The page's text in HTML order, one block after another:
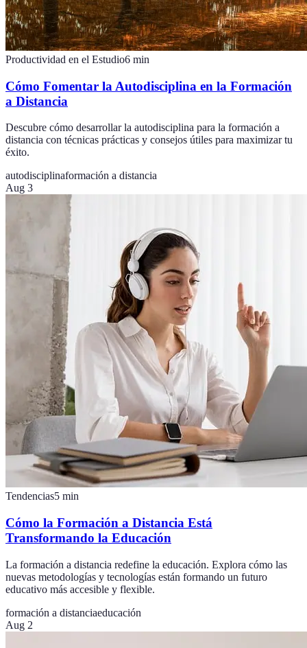
Productividad en el Estudio6 min
Cómo Fomentar la Autodisciplina en la Formación
a Distancia
Descubre cómo desarrollar la autodisciplina para la formación a
distancia con técnicas prácticas y consejos útiles para maximizar tu
éxito.
autodisciplinaformación a distancia
Aug 3
Tendencias5 min
Cómo la Formación a Distancia Está
Transformando la Educación
La formación a distancia redefine la educación. Explora cómo las
nuevas metodologías y tecnologías están formando un futuro
educativo más accesible y flexible.
formación a distanciaeducación
Aug 2